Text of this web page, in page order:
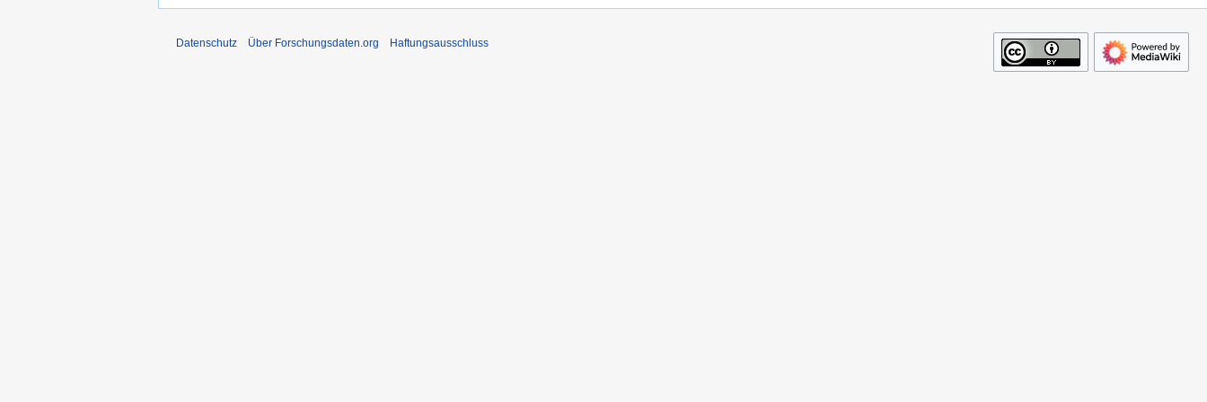
Datenschutz Über Forschungsdaten.org Haftungsausschluss